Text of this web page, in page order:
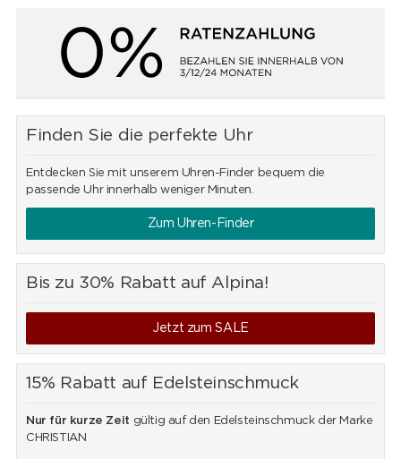
Finden Sie die perfekte Uhr
Entdecken Sie mit unserem Uhren-Finder bequem die
passende Uhr innerhalb weniger Minuten.
Zum Uhren-Finder
Bis zu 30% Rabatt auf Alpina!
Jetzt zum SALE
15% Rabatt auf Edelsteinschmuck
Nur für kurze Zeit gültig auf den Edelsteinschmuck der Marke
CHRISTIAN